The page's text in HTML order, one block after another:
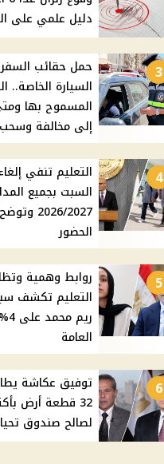
دليل علمي على
3
حمل حقائب
السيارة الخاصة..
المسموح بها
إلى مخالفة
4
التعليم تنفي
السبت بجميع
2026/2027
الحضور
5
روابط وهمية
التعليم تكشف
العامة
6
توفيق عكاشة
32 قطعة أرض
لصالح صندوق